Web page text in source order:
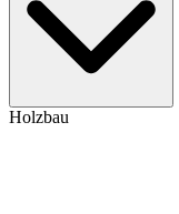
Holzbau